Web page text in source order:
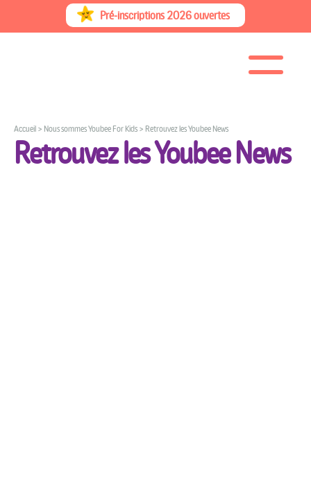
to
Pré-inscriptions 2026 ouvertes
Accueil > Nous sommes Youbee For Kids > Retrouvez les Youbee News
Retrouvez les Youbee News